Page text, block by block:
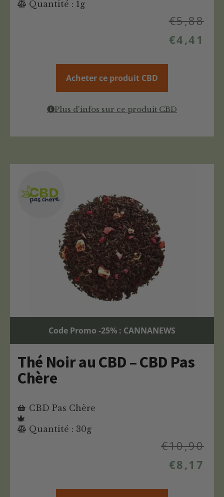
Quantité : 1g
€5,88
€4,41
Acheter ce produit CBD
Plus d'infos sur ce produit CBD
Code Promo -25% : CANNANEWS
Thé Noir au CBD – CBD Pas
Chère
CBD Pas Chère
Quantité : 30g
€10,90
€8,17